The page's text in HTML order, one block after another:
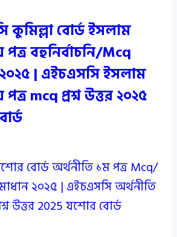
কুমিল্লা বোর্ড ইসলাম
পত্র বহুনির্বাচনি/Mcq
| এইচএসসি ইসলাম
mcq প্রশ্ন উত্তর ২০২৫